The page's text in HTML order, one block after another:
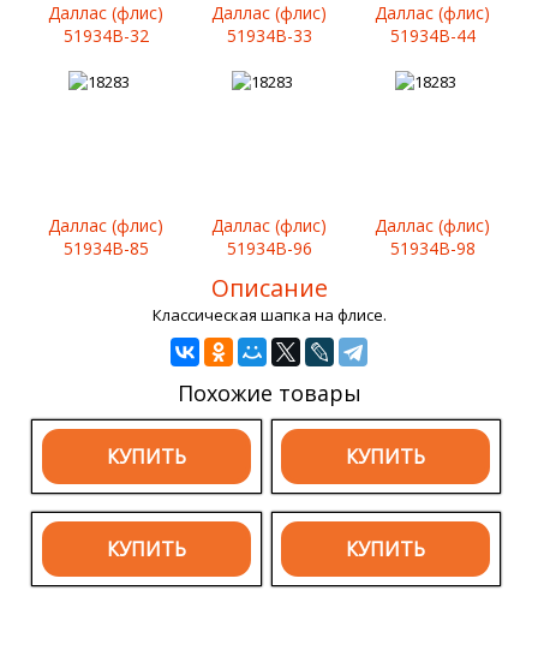
Даллас (флис)
51934B-32
Даллас (флис)
51934B-33
Даллас (флис)
51934B-44
Даллас (флис)
51934B-85
Даллас (флис)
51934B-96
Даллас (флис)
51934B-98
Описание
Классическая шапка на флисе.
Похожие товары
КУПИТЬ КУПИТЬ
КУПИТЬ КУПИТЬ